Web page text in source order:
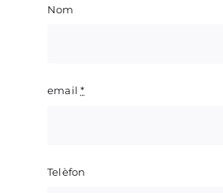
Nom
email*
Telèfon